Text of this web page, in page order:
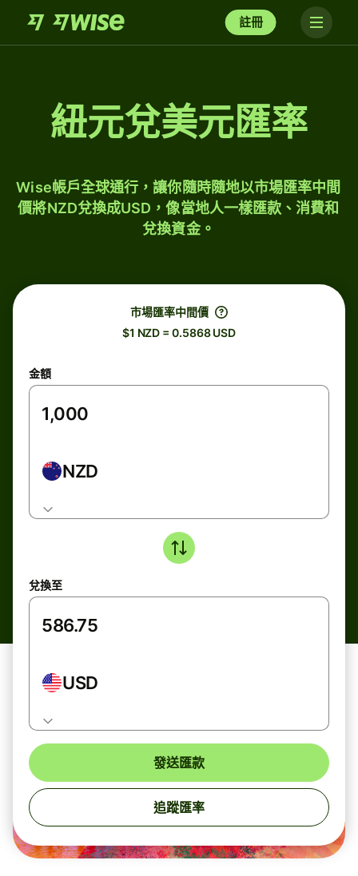
註冊
紐元兌美元匯率
Wise帳戶全球通行，讓你隨時隨地以市場匯率中間
價將NZD兌換成USD，像當地人一樣匯款、消費和
兌換資金。
市場匯率中間價
$1 NZD = 0.5868 USD
金額
NZD
兌換至
USD
發送匯款
追蹤匯率